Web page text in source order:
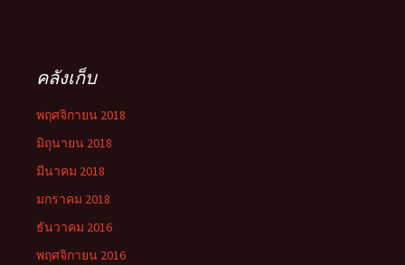
คลังเก็บ
พฤศจิกายน 2018
มิถุนายน 2018
มีนาคม 2018
มกราคม 2018
ธันวาคม 2016
พฤศจิกายน 2016